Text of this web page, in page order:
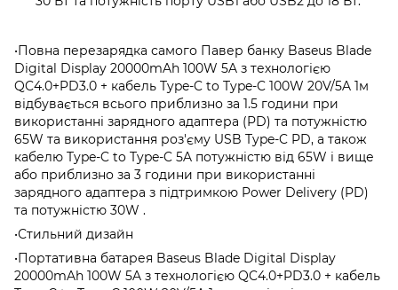
•Повна перезарядка самого Павер банку Baseus Blade
Digital Display 20000mAh 100W 5A з технологією
QC4.0+PD3.0 + кабель Type-C to Type-C 100W 20V/5A 1м
відбувається всього приблизно за 1.5 години при
використанні зарядного адаптера (PD) та потужністю
65W та використання роз'єму USB Type-C PD, а також
кабелю Type-C to Type-C 5A потужністю від 65W і вище
або приблизно за 3 години при використанні
зарядного адаптера з підтримкою Power Delivery (PD)
та потужністю 30W .
•Стильний дизайн
•Портативна батарея Baseus Blade Digital Display
20000mAh 100W 5A з технологією QC4.0+PD3.0 + кабель